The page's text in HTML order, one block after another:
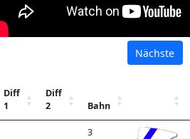
Nächste
Diff
1
Diff
2
Bahn
3